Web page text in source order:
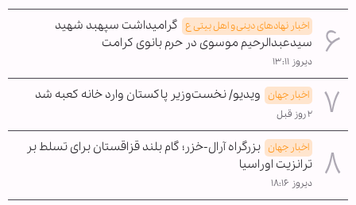
اخبار نهادهای دینی و اهل بیتی ع گرامیداشت سپهبد شهید
سیدعبدالرحیم موسوی در حرم بانوی کرامت
دیروز ۱۳:۱۱
اخبار جهان ویدیو/ نخست‌وزیر پاکستان وارد خانه کعبه شد
۲ روز قبل
اخبار جهان بزرگراه آرال-خزر؛ گام بلند قزاقستان برای تسلط بر
ترانزیت اوراسیا
دیروز ۱۸:۱۶